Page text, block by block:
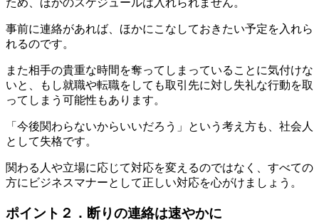
ため、ほかのスケジュールは入れられません。
事前に連絡があれば、ほかにこなしておきたい予定を入れら
れるのです。
また相手の貴重な時間を奪ってしまっていることに気付けな
いと、もし就職や転職をしても取引先に対し失礼な行動を取
ってしまう可能性もあります。
「今後関わらないからいいだろう」という考え方も、社会人
として失格です。
関わる人や立場に応じて対応を変えるのではなく、すべての
方にビジネスマナーとして正しい対応を心がけましょう。
ポイント２．断りの連絡は速やかに